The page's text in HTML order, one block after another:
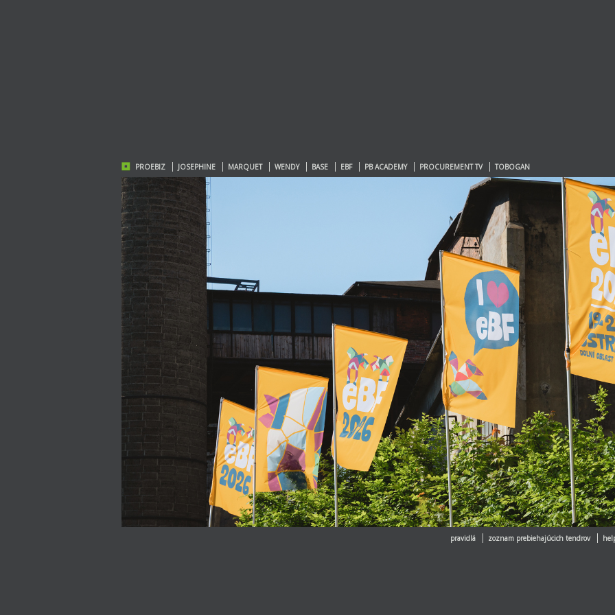
PROEBIZ JOSEPHINE MARQUET WENDY BASE EBF PB ACADEMY PROCUREMENT TV TOBOGAN
pravidlá zoznam prebiehajúcich tendrov